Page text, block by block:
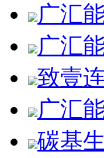
广汇
广汇
致壹
广汇
碳基